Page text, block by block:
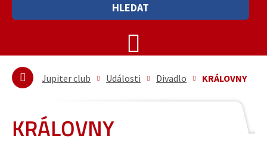
HLEDAT
Jupiter club Události Divadlo KRÁLOVNY
KRÁLOVNY